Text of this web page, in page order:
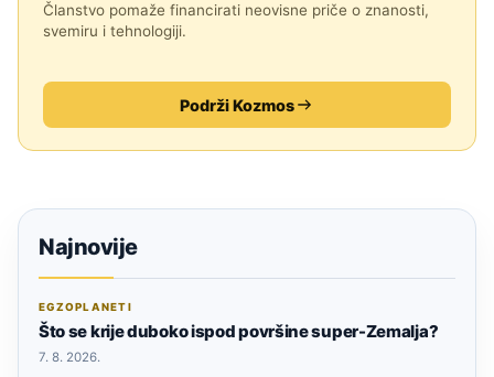
Članstvo pomaže financirati neovisne priče o znanosti,
svemiru i tehnologiji.
Podrži Kozmos
Najnovije
EGZOPLANETI
Što se krije duboko ispod površine super-Zemalja?
7. 8. 2026.